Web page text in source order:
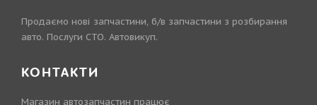
Продаємо нові запчастини, б/в запчастини з розбирання
авто. Послуги СТО. Автовикуп.
КОНТАКТИ
Магазин автозапчастин працює